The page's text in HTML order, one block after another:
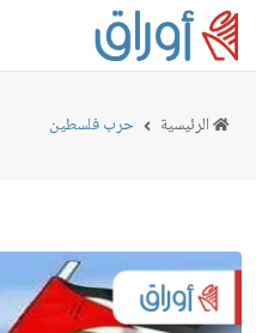
الرئيسية حرب فلسطين